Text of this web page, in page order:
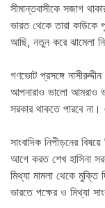
সীমান্তবাসীকে সজাগ
ভারত থেকে তারা কাউকে
আছি, নতুন করে ঝামেলা
গণভোট প্রসঙ্গে
আপনারাও ভালো আমরাও
সরকার থাকতে পারবে
সাংবাদিক নিপীড়নের
আগে করত শেখ হাসিনা
মিথ্যা মামলা থেকে মুক্তি
ভারতে পক্ষের ও মিথ্যা